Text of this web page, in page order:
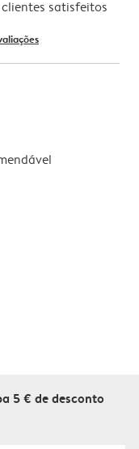
satisfeitos
5 € de desconto